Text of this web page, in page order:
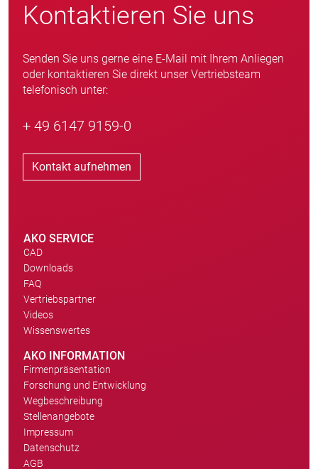
Kontaktieren Sie uns
Senden Sie uns gerne eine E-Mail mit Ihrem Anliegen
oder kontaktieren Sie direkt unser Vertriebsteam
telefonisch unter:
+ 49 6147 9159-0
Kontakt aufnehmen
AKO SERVICE
CAD
Downloads
FAQ
Vertriebspartner
Videos
Wissenswertes
AKO INFORMATION
Firmenpräsentation
Forschung und Entwicklung
Wegbeschreibung
Stellenangebote
Impressum
Datenschutz
AGB